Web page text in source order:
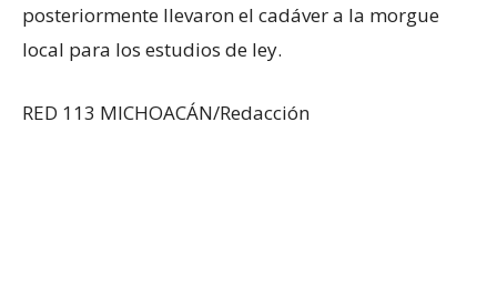
posteriormente llevaron el cadáver a la morgue
local para los estudios de ley.
RED 113 MICHOACÁN/Redacción